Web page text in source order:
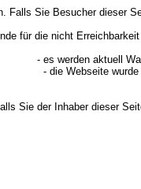
Falls Sie Besucher dieser
für die nicht
- es werden aktuell
- die Webseite
Sie der Inhaber dieser